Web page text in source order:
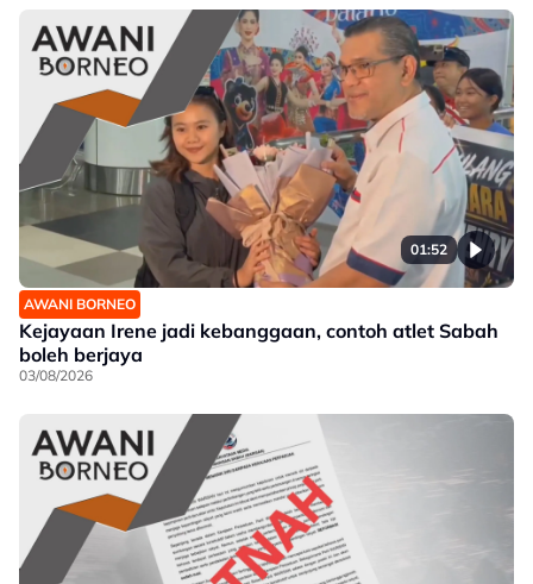
01:52
AWANI BORNEO
Kejayaan Irene jadi kebanggaan, contoh atlet Sabah
boleh berjaya
03/08/2026